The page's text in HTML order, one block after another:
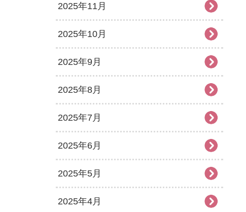
2025年11月
2025年10月
2025年9月
2025年8月
2025年7月
2025年6月
2025年5月
2025年4月